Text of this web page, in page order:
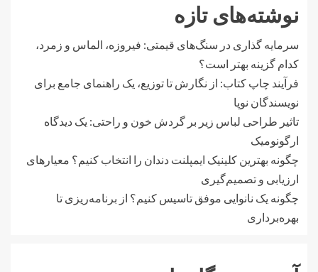
نوشته‌های تازه
سرمایه گذاری در سنگ‌های قیمتی: فیروزه، الماس و زمرد،
کدام گزینه بهتر است؟
فرآیند چاپ کتاب: از نگارش تا توزیع، یک راهنمای جامع برای
نویسندگان نوپا
تاثیر طراحی لباس زیر بر گردش خون و راحتی: یک دیدگاه
ارگونومیک
چگونه بهترین کلینیک ایمپلنت دندان را انتخاب کنیم؟ معیارهای
ارزیابی و تصمیم‌گیری
چگونه یک نانوایی موفق تاسیس کنیم؟ از برنامه‌ریزی تا
بهره‌برداری